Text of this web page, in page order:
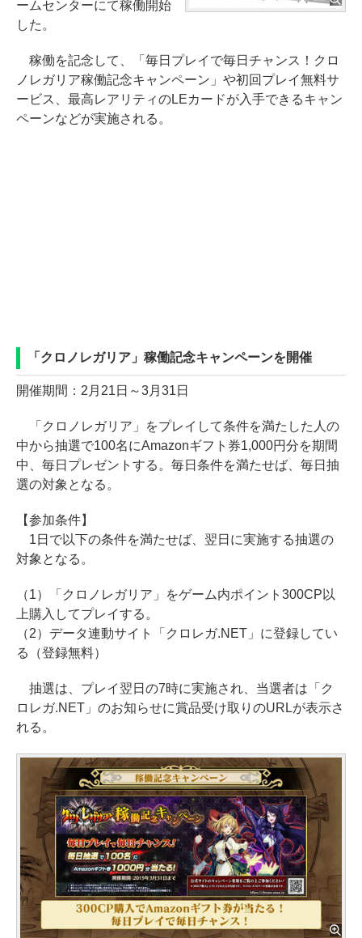
ームセンターにて稼働開始
した。
稼働を記念して、「毎日プレイで毎日チャンス！クロ
ノレガリア稼働記念キャンペーン」や初回プレイ無料サ
ービス、最高レアリティのLEカードが入手できるキャン
ペーンなどが実施される。
「クロノレガリア」稼働記念キャンペーンを開催
開催期間：2月21日～3月31日
「クロノレガリア」をプレイして条件を満たした人の
中から抽選で100名にAmazonギフト券1,000円分を期間
中、毎日プレゼントする。毎日条件を満たせば、毎日抽
選の対象となる。
【参加条件】
1日で以下の条件を満たせば、翌日に実施する抽選の
対象となる。
（1）「クロノレガリア」をゲーム内ポイント300CP以
上購入してプレイする。
（2）データ連動サイト「クロレガ.NET」に登録してい
る（登録無料）
抽選は、プレイ翌日の7時に実施され、当選者は「ク
ロレガ.NET」のお知らせに賞品受け取りのURLが表示さ
れる。